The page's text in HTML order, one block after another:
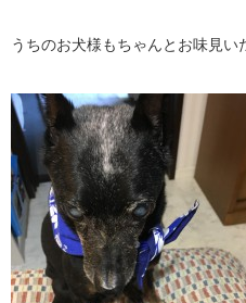
うちのお犬様もちゃんとお味見い